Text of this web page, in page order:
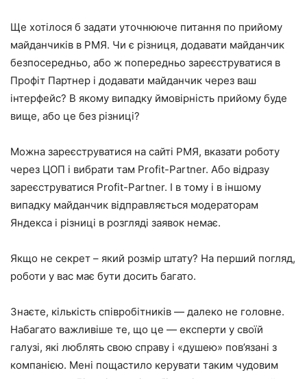
Ще хотілося б задати уточнююче питання по прийому
майданчиків в РМЯ. Чи є різниця, додавати майданчик
безпосередньо, або ж попередньо зареєструватися в
Профіт Партнер і додавати майданчик через ваш
інтерфейс? В якому випадку ймовірність прийому буде
вище, або це без різниці?
Можна зареєструватися на сайті РМЯ, вказати роботу
через ЦОП і вибрати там Profit-Partner. Або відразу
зареєструватися Profit-Partner. І в тому і в іншому
випадку майданчик відправляється модераторам
Яндекса і різниці в розгляді заявок немає.
Якщо не секрет – який розмір штату? На перший погляд,
роботи у вас має бути досить багато.
Знаєте, кількість співробітників — далеко не головне.
Набагато важливіше те, що це — експерти у своїй
галузі, які люблять свою справу і «душею» пов’язані з
компанією. Мені пощастило керувати таким чудовим